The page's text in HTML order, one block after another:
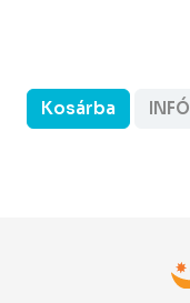
Kosárba INFÓ